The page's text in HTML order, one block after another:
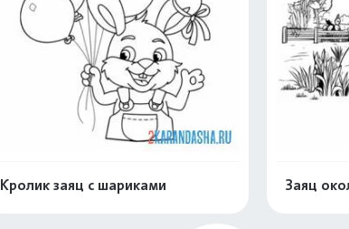
Кролик заяц с шариками Заяц